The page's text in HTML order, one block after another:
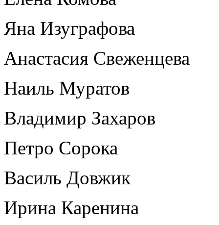
Яна Изуграфова
Анастасия Свеженцева
Наиль Муратов
Владимир Захаров
Петро Сорока
Василь Довжик
Ирина Каренина